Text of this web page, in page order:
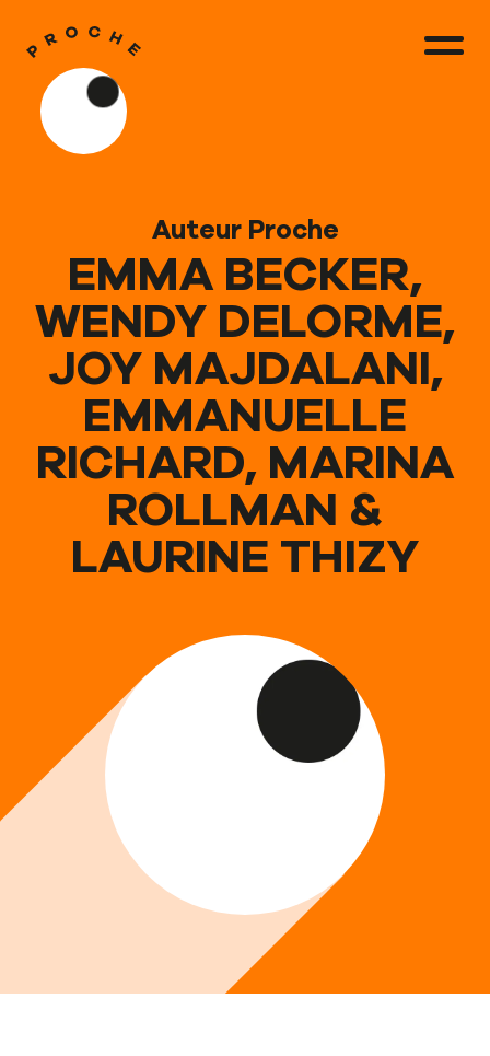
Auteur Proche
EMMA BECKER,
WENDY DELORME,
JOY MAJDALANI,
EMMANUELLE
RICHARD, MARINA
ROLLMAN &
LAURINE THIZY